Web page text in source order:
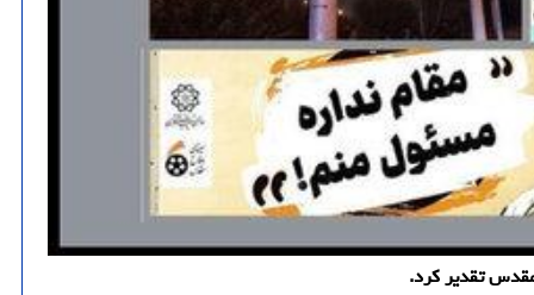
مقدس تقدیر کرد.